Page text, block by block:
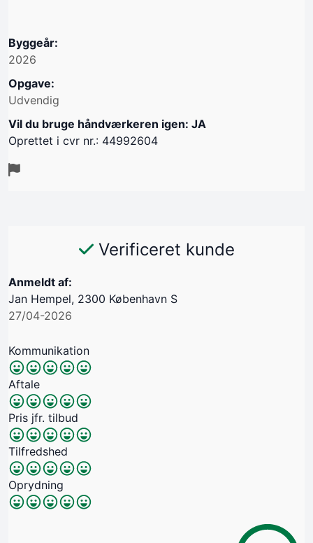
Byggeår:
2026
Opgave:
Udvendig
Vil du bruge håndværkeren igen: JA
Oprettet i cvr nr.: 44992604
Verificeret kunde
Anmeldt af:
Jan Hempel, 2300 København S
27/04-2026
Kommunikation
Aftale
Pris jfr. tilbud
Tilfredshed
Oprydning